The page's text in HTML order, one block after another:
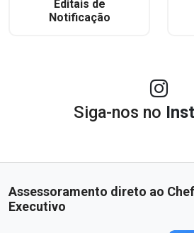
Editais de
Notificação
Siga-nos no
Assessoramento direto ao
Executivo